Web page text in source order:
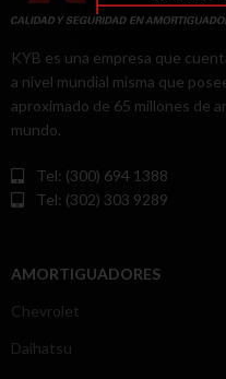
KYB es una empresa que
a nivel mundial misma que
aproximado de 65 millones de
mundo.
Tel: (300) 694 1388
Tel: (302) 303 9289
AMORTIGUADORES
Chevrolet
Daihatsu